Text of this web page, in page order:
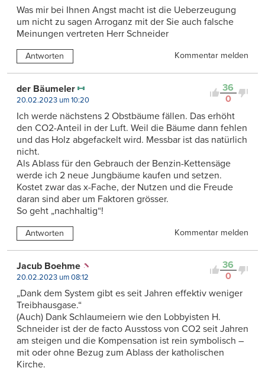
Was mir bei Ihnen Angst macht ist die Ueberzeugung
um nicht zu sagen Arroganz mit der Sie auch falsche
Meinungen vertreten Herr Schneider
Antworten Kommentar melden
36
0
der Bäumeler
20.02.2023 um 10:20
Ich werde nächstens 2 Obstbäume fällen. Das erhöht
den CO2-Anteil in der Luft. Weil die Bäume dann fehlen
und das Holz abgefackelt wird. Messbar ist das natürlich
nicht.
Als Ablass für den Gebrauch der Benzin-Kettensäge
werde ich 2 neue Jungbäume kaufen und setzen.
Kostet zwar das x-Fache, der Nutzen und die Freude
daran sind aber um Faktoren grösser.
So geht „nachhaltig“!
Antworten Kommentar melden
36
0
Jacub Boehme
20.02.2023 um 08:12
„Dank dem System gibt es seit Jahren effektiv weniger
Treibhausgase.“
(Auch) Dank Schlaumeiern wie den Lobbyisten H.
Schneider ist der de facto Ausstoss von CO2 seit Jahren
am steigen und die Kompensation ist rein symbolisch –
mit oder ohne Bezug zum Ablass der katholischen
Kirche.